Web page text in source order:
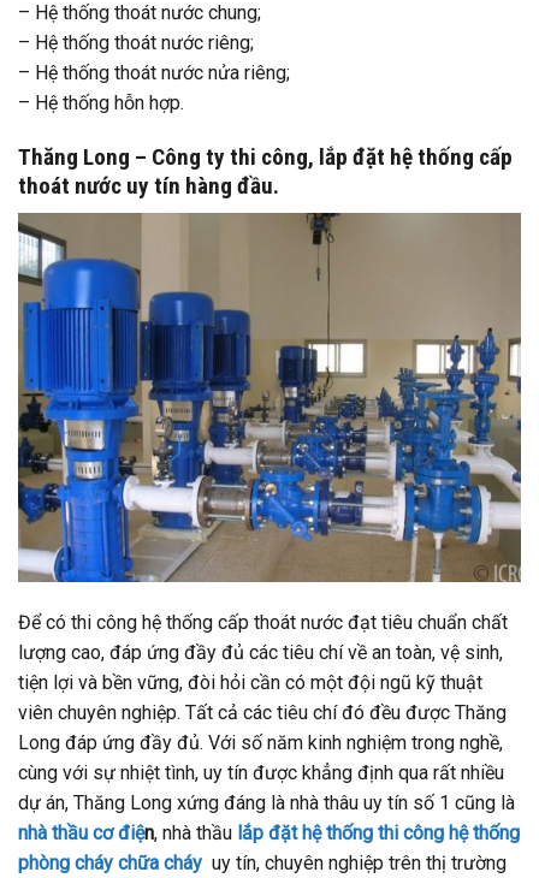
– Hệ thống thoát nước chung;
– Hệ thống thoát nước riêng;
– Hệ thống thoát nước nửa riêng;
– Hệ thống hỗn hợp.
Thăng Long – Công ty thi công, lắp đặt hệ thống cấp
thoát nước uy tín hàng đầu.
Để có thi công hệ thống cấp thoát nước đạt tiêu chuẩn chất
lượng cao, đáp ứng đầy đủ các tiêu chí về an toàn, vệ sinh,
tiện lợi và bền vững, đòi hỏi cần có một đội ngũ kỹ thuật
viên chuyên nghiệp. Tất cả các tiêu chí đó đều được Thăng
Long đáp ứng đầy đủ. Với số năm kinh nghiệm trong nghề,
cùng với sự nhiệt tình, uy tín được khẳng định qua rất nhiều
dự án, Thăng Long xứng đáng là nhà thâu uy tín số 1 cũng là
nhà thầu cơ điện, nhà thầu lắp đặt hệ thống thi công hệ thống
phòng cháy chữa cháy uy tín, chuyên nghiệp trên thị trường